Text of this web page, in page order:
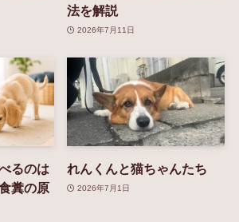
法を解説
2026年7月11日
るのは
糞の原
れんくんと猫ちゃんたち
2026年7月1日